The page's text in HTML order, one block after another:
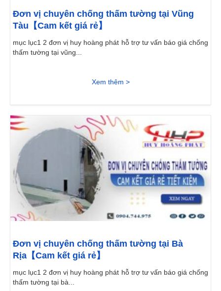
Đơn vị chuyên chống thấm tường tại Vũng
Tàu【Cam kết giá rẻ】
mục lục1 2 đơn vị huy hoàng phát hỗ trợ tư vấn báo giá chống
thấm tường tại vũng...
Xem thêm >
Đơn vị chuyên chống thấm tường tại Bà
Rịa【Cam kết giá rẻ】
mục lục1 2 đơn vị huy hoàng phát hỗ trợ tư vấn báo giá chống
thấm tường tại bà...